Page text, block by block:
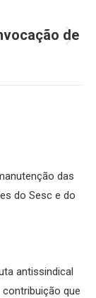
de
das
do Sesc e do
antissindical
que